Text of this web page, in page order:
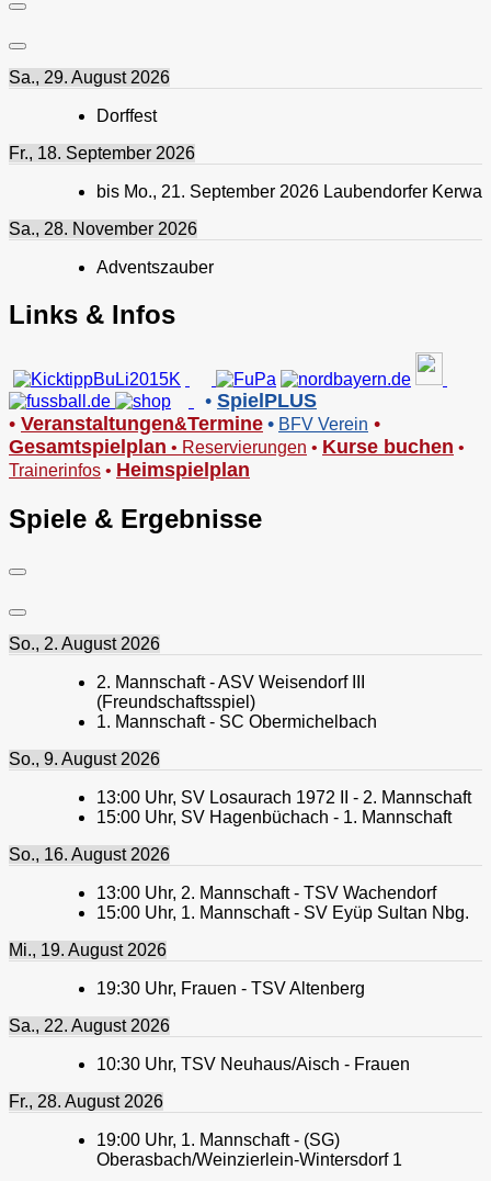
Sa., 29. August 2026
Dorffest
Fr., 18. September 2026
bis Mo., 21. September 2026 Laubendorfer Kerwa
Sa., 28. November 2026
Adventszauber
Links & Infos
• SpielPLUS
• Veranstaltungen&Termine • BFV Verein •
Gesamtspielplan • Reservierungen • Kurse buchen •
Trainerinfos • Heimspielplan
Spiele & Ergebnisse
So., 2. August 2026
2. Mannschaft - ASV Weisendorf III
(Freundschaftsspiel)
1. Mannschaft - SC Obermichelbach
So., 9. August 2026
13:00 Uhr, SV Losaurach 1972 II - 2. Mannschaft
15:00 Uhr, SV Hagenbüchach - 1. Mannschaft
So., 16. August 2026
13:00 Uhr, 2. Mannschaft - TSV Wachendorf
15:00 Uhr, 1. Mannschaft - SV Eyüp Sultan Nbg.
Mi., 19. August 2026
19:30 Uhr, Frauen - TSV Altenberg
Sa., 22. August 2026
10:30 Uhr, TSV Neuhaus/Aisch - Frauen
Fr., 28. August 2026
19:00 Uhr, 1. Mannschaft - (SG)
Oberasbach/Weinzierlein-Wintersdorf 1